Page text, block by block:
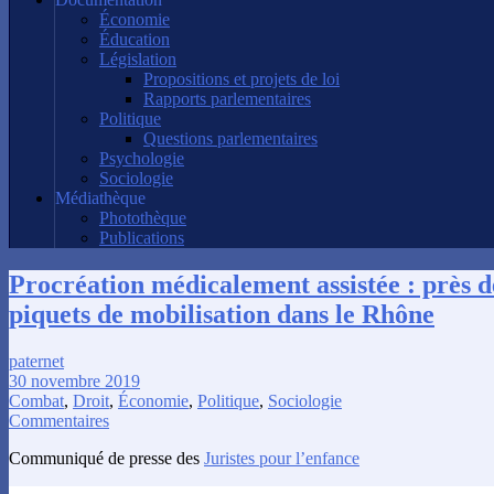
Économie
Éducation
Législation
Propositions et projets de loi
Rapports parlementaires
Politique
Questions parlementaires
Psychologie
Sociologie
Médiathèque
Photothèque
Publications
Procréation médicalement assistée : près
piquets de mobilisation dans le Rhône
paternet
30 novembre 2019
Combat, Droit, Économie, Politique, Sociologie
Commentaires
Communiqué de presse des Juristes pour l’enfance